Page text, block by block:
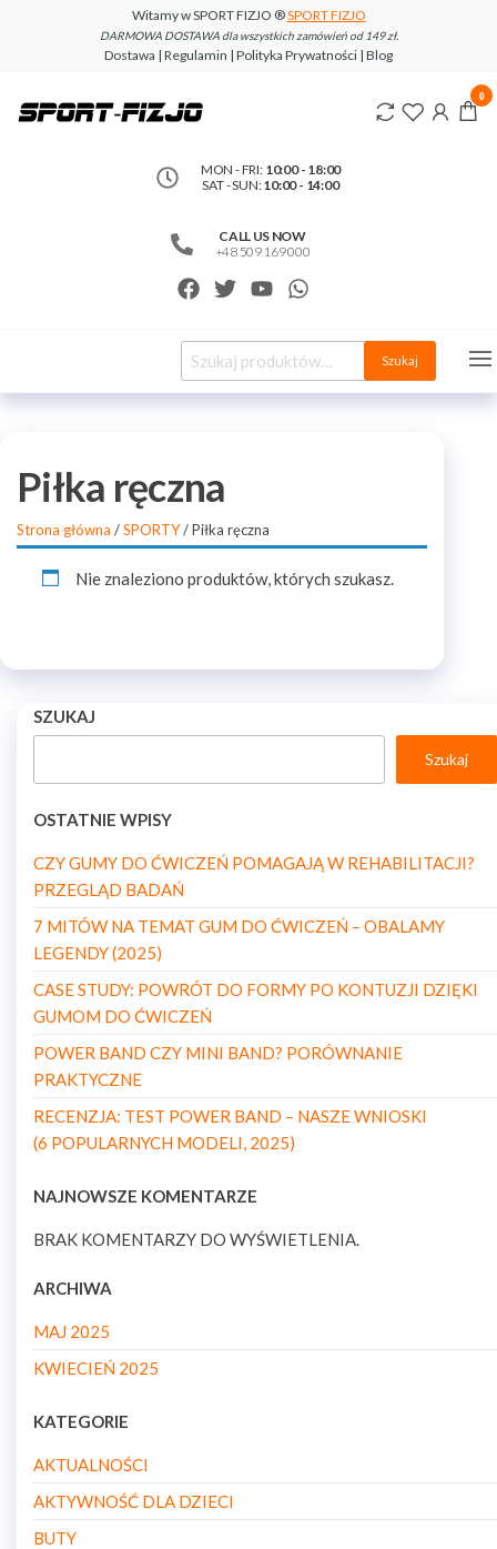
Witamy w SPORT FIZJO ®SPORT FIZJO
DARMOWA DOSTAWA dla wszystkich zamówień od 149 zł.
Dostawa | Regulamin | Polityka Prywatności | Blog
www.sport-
MON - FRI: 10:00 - 18:00
SAT - SUN:10:00 - 14:00
CALL US NOW
+48 509 169 000
0
Szukaj
Piłka ręczna
Strona główna /SPORTY/ Piłka ręczna
Nie znaleziono produktów, których szukasz.
SZUKAJ
Szukaj
OSTATNIE WPISY
CZY GUMY DO ĆWICZEŃ POMAGAJĄ W REHABILITACJI?
PRZEGLĄD BADAŃ
7 MITÓW NA TEMAT GUM DO ĆWICZEŃ – OBALAMY
LEGENDY (2025)
CASE STUDY: POWRÓT DO FORMY PO KONTUZJI DZIĘKI
GUMOM DO ĆWICZEŃ
POWER BAND CZY MINI BAND? PORÓWNANIE
PRAKTYCZNE
RECENZJA: TEST POWER BAND – NASZE WNIOSKI
(6 POPULARNYCH MODELI, 2025)
NAJNOWSZE KOMENTARZE
BRAK KOMENTARZY DO WYŚWIETLENIA.
ARCHIWA
MAJ 2025
KWIECIEŃ 2025
KATEGORIE
AKTUALNOŚCI
AKTYWNOŚĆ DLA DZIECI
BUTY